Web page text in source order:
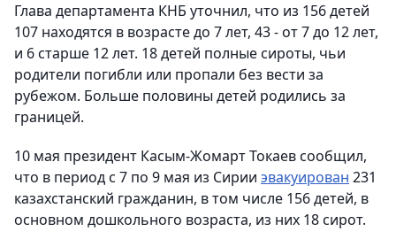
Глава департамента КНБ уточнил, что из 156 детей
107 находятся в возрасте до 7 лет, 43 - от 7 до 12 лет,
и 6 старше 12 лет. 18 детей полные сироты, чьи
родители погибли или пропали без вести за
рубежом. Больше половины детей родились за
границей.
10 мая президент Касым-Жомарт Токаев сообщил,
что в период с 7 по 9 мая из Сирии эвакуирован 231
казахстанский гражданин, в том числе 156 детей, в
основном дошкольного возраста, из них 18 сирот.